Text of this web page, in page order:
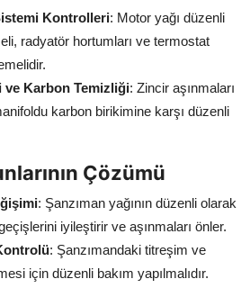
Kontrolleri: Motor yağı düzenli
radyatör hortumları ve termostat
ve Karbon Temizliği: Zincir aşınmaları
karbon birikimine karşı düzenli
Çözümü
: Şanzıman yağının düzenli olarak
iyileştirir ve aşınmaları önler.
: Şanzımandaki titreşim ve
için düzenli bakım yapılmalıdır.